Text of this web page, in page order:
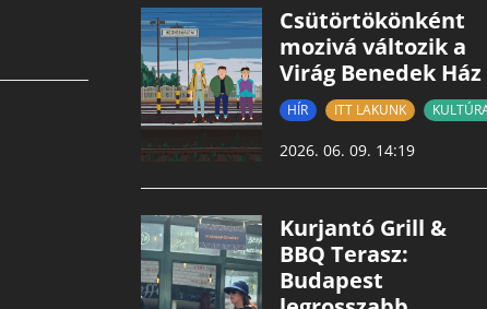
Csütörtökönként
mozivá változik a
Virág Benedek Ház
HÍR ITT LAKUNK
2026. 06. 09. 14:19
Kurjantó Grill &
BBQ Terasz:
Budapest